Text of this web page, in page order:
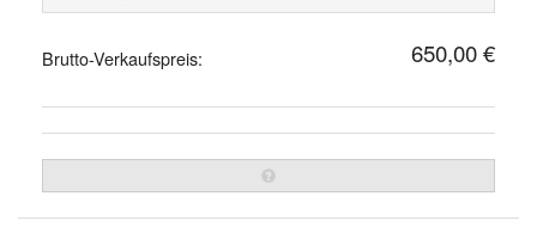
Brutto-Verkaufspreis: 650,00 €